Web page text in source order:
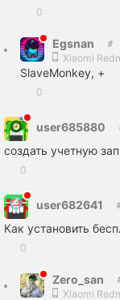
0
Egsnan
Xiaomi
SlaveMonkey, +
0
user685880
создать учетную
0
user682641
Как установить
0
Zero_san
Xiaomi